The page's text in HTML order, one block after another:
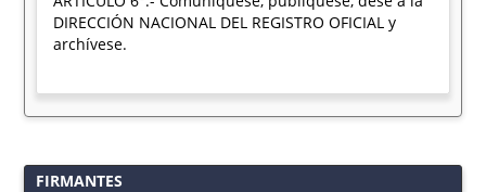
DIRECCIÓN NACIONAL DEL REGISTRO OFICIAL y
archívese.
FIRMANTES